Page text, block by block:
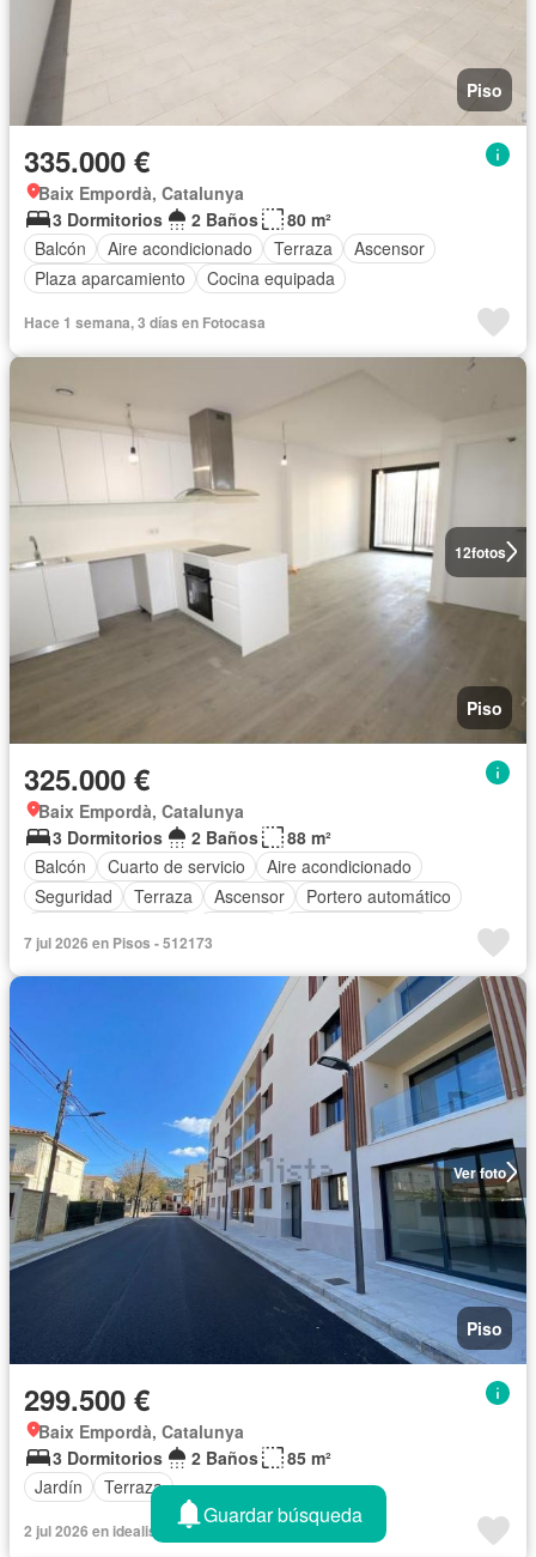
Piso
335.000 €
Baix Empordà, Catalunya
3 Dormitorios
2 Baños
80 m²
Balcón
Aire acondicionado Terraza
Ascensor
Plaza aparcamiento
Cocina equipada
Hace 1 semana, 3 días en Fotocasa
12fotos
Piso
325.000 €
Baix Empordà, Catalunya
3 Dormitorios
2 Baños
88 m²
Balcón
Cuarto de servicio
Aire acondicionado
Seguridad
Terraza Ascensor
Portero automático
Calefacción
7 jul 2026 en Pisos - 512173
Ver foto
Piso
299.500 €
Baix Empordà, Catalunya
3 Dormitorios
2 Baños
85 m²
Jardín
Terraza
2 jul 2026 en idealista
Guardar búsqueda